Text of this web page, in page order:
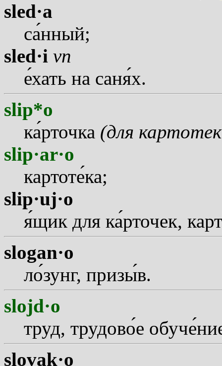
sled·a
санный;
sled·i vn
ехать на санях.
slip*o
карточка (для
slip·ar·o
картотека;
slip·uj·o
ящик для карточек,
slogan·o
лозунг, призыв.
slojd·o
труд, трудовое обуче
slovak·o